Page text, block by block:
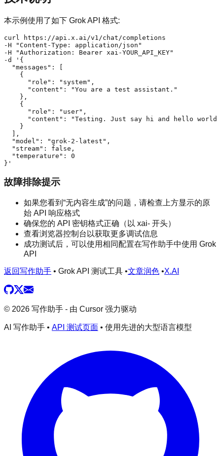
本示例使用了如下 Grok API 格式:
curl https://api.x.ai/v1/chat/completions
-H "Content-Type: application/json"
-H "Authorization: Bearer xai-YOUR_API_KEY"
-d '{
  "messages": [
    {
      "role": "system",
      "content": "You are a test assistant."
    },
    {
      "role": "user",
"content": "Testing. Just say hi and hello world
    }
  ],
  "model": "grok-2-latest",
  "stream": false,
  "temperature": 0
}'
故障排除提示
如果您看到“无内容生成”的问题，请检查上方显示的原
始 API 响应格式
确保您的 API 密钥格式正确（以 xai- 开头）
查看浏览器控制台以获取更多调试信息
成功测试后，可以使用相同配置在写作助手中使用 Grok
API
返回写作助手 • Grok API 测试工具 •文章润色 •X.AI
© 2026 写作助手 - 由 Cursor 强力驱动
AI 写作助手 • API 测试页面 • 使用先进的大型语言模型